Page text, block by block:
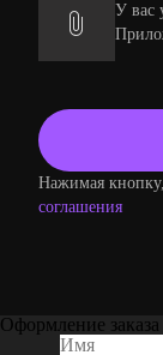
У вас
Нажимая
соглашения
Оформление заказа